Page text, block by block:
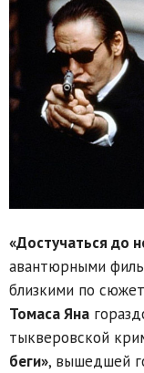
«Достучаться до
авантюрными
близкими по
Томаса Яна
тыкверовской
беги», вышедшей